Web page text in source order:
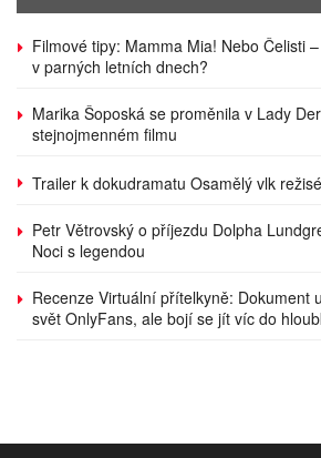
Filmové tipy: Mamma Mia! Nebo Čelisti
v parných letních dnech?
Marika Šoposká se proměnila v Lady
stejnojmenném filmu
Trailer k dokudramatu Osamělý vlk
Petr Větrovský o příjezdu Dolpha
Noci s legendou
Recenze Virtuální přítelkyně: Dokument
svět OnlyFans, ale bojí se jít víc do